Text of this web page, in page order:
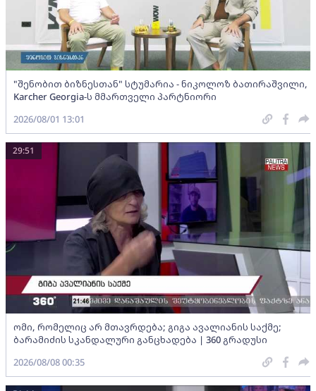
"შენობით ბიზნესთან" სტუმარია - ნიკოლოზ ბათირაშვილი,
Karcher Georgia-ს მმართველი პარტნიორი
2026/08/01 13:01
ომი, რომელიც არ მთავრდება; გიგა ავალიანის საქმე;
ბარამიძის სკანდალური განცხადება | 360 გრადუსი
29:51
2026/08/08 00:35